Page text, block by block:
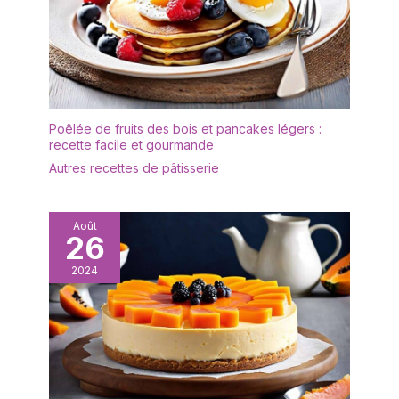
Impressionnez sans tous
les désagréments : Vous
en avez marre de frotter
et de tremper ? Chaque
plateau alimentaire a un
revêtement résistant aux
taches, ce qui le rend
facile à nettoyer et garde
Économisez du temps et
plateaux au lave-
vaisselle ou essuyez-le
simplement avec de
l'eau savonneuse.
POLYVALENT : avec un
grain attrayant, ce
magnifique plateau
naturel donne une touche
chaleureuse et riche à
toute table ou
main, parfait pour une
utilisation avec des
aliments et des
boissons.
Soigneusement conçus
pour la forme et la
fonction, les bords
incurvés de ces belles
assiettes aident à
déversements de
liquides. Impressionnez
sans saleté : Fatigué de
frotter et de tremper ?
Chaque plateau
alimentaire possède une
couche résistante aux
taches, ce qui le rend
facile à nettoyer et
permet de garder la
Poêlée de fruits des bois et pancakes légers :
recette facile et gourmande
Autres recettes de pâtisserie
Août
26
2024